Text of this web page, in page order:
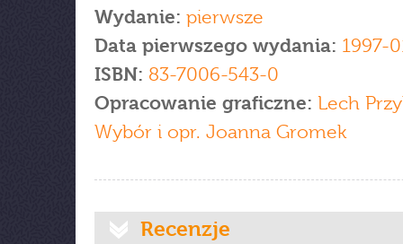
Wydanie: pierwsze
Data pierwszego wydania: 1997-
ISBN: 83-7006-543-0
Opracowanie graficzne: Lech
Wybór i opr. Joanna Gromek
Recenzje